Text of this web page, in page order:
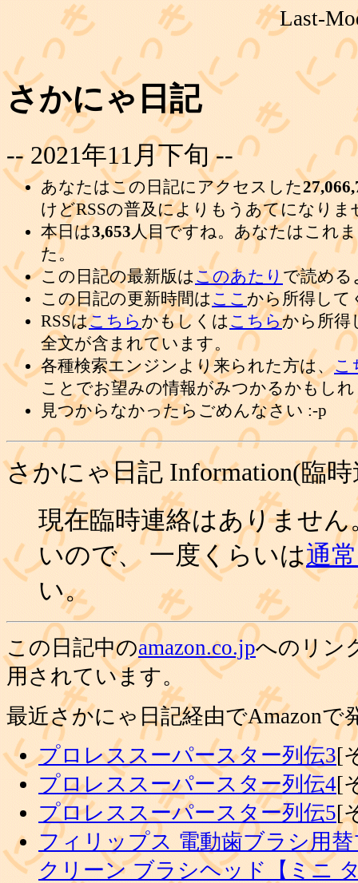
Last-
さかにゃ日記
-- 2021年11月下旬 --
あなたはこの日記にアクセスした
けどRSSの普及によりもうあてになりま
本日は3,653人目ですね。あなたはこれ
た。
この日記の最新版はこのあたり で読める
この日記の更新時間はここ から所得して
RSSはこちら かもしくはこちらから所得
全文が含まれています。
各種検索エンジンより来られた方は、こ
ことでお望みの情報がみつかるかもし
見つからなかったらごめんなさい :-p
さかにゃ日記 Information(臨
現在臨時連絡はありませ
いので、 一度くらいは通
い。
この日記中のamazon.co.jpへのリン
用されています。
最近さかにゃ日記経由でAmazon
プロレススーパースター列伝3[
プロレススーパースター列伝4[
プロレススーパースター列伝5[
フィリップス 電動歯ブラシ用
クリーン ブラシヘッド【ミニ